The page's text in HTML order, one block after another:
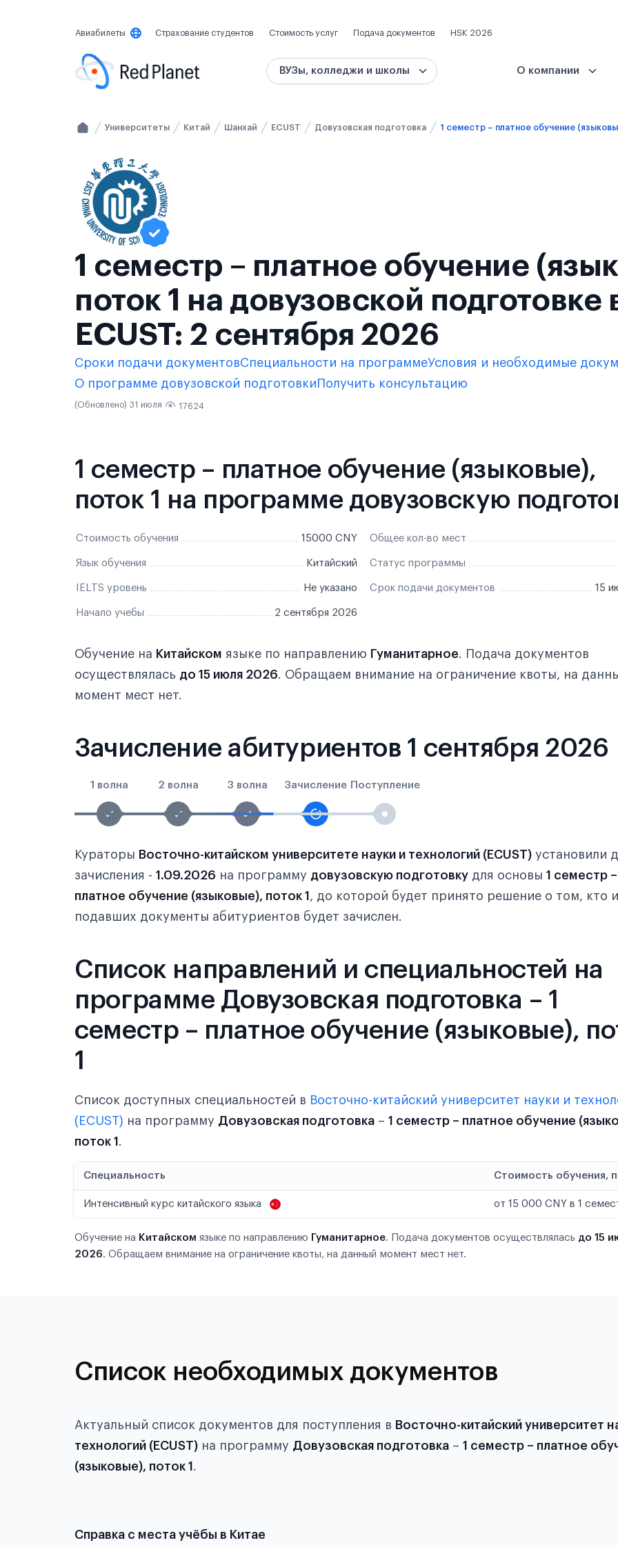
Авиабилеты Страхование студентов Стоимость услуг Подача документов HSK 2026
ВУЗы, колледжи и школы О компании
Университеты Китай Шанхай ECUST Довузовская подготовка
1 семестр – платное обучение
поток 1 на довузовской подготовке
ECUST: 2 сентября 2026
Сроки подачи документовСпециальности на программеУсловия и необходимые
О программе довузовской подготовки Получить консультацию
(Обновлено) 31 июля 17624
1 семестр – платное обучение (языковые),
поток 1 на программе довузовскую
Стоимость обучения 15000 CNY Общее кол-во мест
Язык обучения Китайский Статус программы
IELTS уровень Не указано Срок подачи документов 15
Начало учебы 2 сентября 2026
Обучение на Китайском языке по направлению Гуманитарное. Подача документов
осуществлялась до 15 июля 2026. Обращаем внимание на ограничение квоты, на
момент мест нет.
Зачисление абитуриентов 1 сентября 2026
1 волна 2 волна 3 волна Зачисление Поступление
Кураторы Восточно-китайском университете науки и технологий (ECUST) установили
зачисления - 1.09.2026 на программу довузовскую подготовку для основы 1 семестр –
платное обучение (языковые), поток 1 , до которой будет принято решение о том, кто
подавших документы абитуриентов будет зачислен.
Список направлений и специальностей на
программе Довузовская подготовка – 1
семестр – платное обучение (языковые),
1
Список доступных специальностей в Восточно-китайский университет науки и
(ECUST) на программу Довузовская подготовка – 1 семестр – платное обучение
поток 1 .
Специальность Стоимость обучения,
Интенсивный курс китайского языка от 15 000 CNY в 1
Обучение на Китайском языке по направлению Гуманитарное. Подача документов осуществлялась до 15
2026. Обращаем внимание на ограничение квоты, на данный момент мест нет.
Список необходимых документов
Актуальный список документов для поступления в Восточно-китайский университет
технологий (ECUST) на программу Довузовская подготовка – 1 семестр – платное
(языковые), поток 1 .
Справка с места учёбы в Китае